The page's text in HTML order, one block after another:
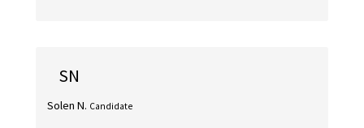
SN
Solen N. Candidate